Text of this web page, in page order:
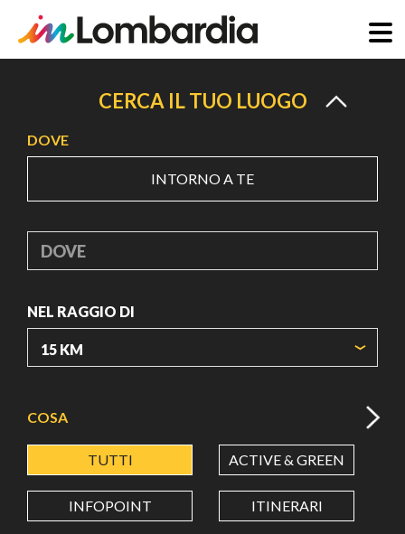
principale
CERCA IL TUO LUOGO
DOVE
INTORNO A TE
DOVE
NEL RAGGIO DI
LATITUDINE
COSA
TUTTI ACTIVE & GREEN
INFOPOINT ITINERARI